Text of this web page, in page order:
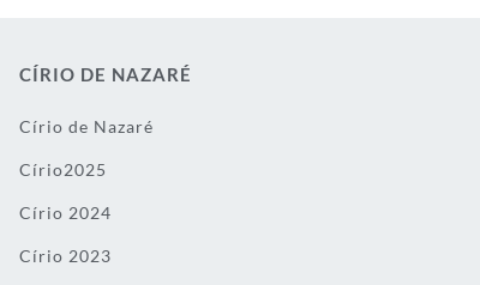
CÍRIO DE NAZARÉ
Círio de Nazaré
Círio2025
Círio 2024
Círio 2023